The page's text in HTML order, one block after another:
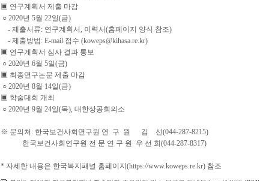
▣ 연구계획서 제출 마감
○ 2020년 5월 22일(금)
- 제출서류: 연구계획서, 이력서(홈페이지 양식 참조)
- 제출방법: E-mail 접수 (koweps@kihasa.re.kr)
▣ 연구계획서 심사 결과 통보
○ 2020년 6월 5일(금)
▣ 최종연구논문 제출 마감
○ 2020년 8월 14일(금)
▣ 학술대회 개최
○ 2020년 9월 24일(목), 대한상공회의소
※ 문의처: 한국보건사회연구원 연 구 원 김 선(044-287-8215)
한국보건사회연구원 전 문 연 구 원 우 선 희(044-287-8317)
* 자세한 내용은 한국복지패널 홈페이지(https://www.koweps.re.kr) 참조